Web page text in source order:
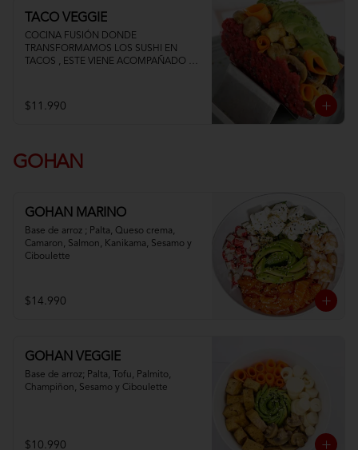
TACO VEGGIE
COCINA FUSIÓN DONDE
TRANSFORMAMOS LOS SUSHI EN
TACOS , ESTE VIENE ACOMPAÑADO DE
$11.990
GOHAN
GOHAN MARINO
Base de arroz ; Palta, Queso crema,
Camaron, Salmon, Kanikama, Sesamo y
Ciboulette
$14.990
GOHAN VEGGIE
Base de arroz; Palta, Tofu, Palmito,
Champiñon, Sesamo y Ciboulette
$10.990